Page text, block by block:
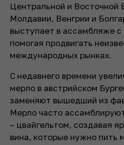
Центральной и Восточной
Молдавии, Венгрии и
выступает в ассамбляже
помогая продвигать
международных рынках.
С недавнего времени
мерло в австрийском
заменяют вышедший из
Мерло часто
– цвайгельтом, создавая
вина, которые нужно пить